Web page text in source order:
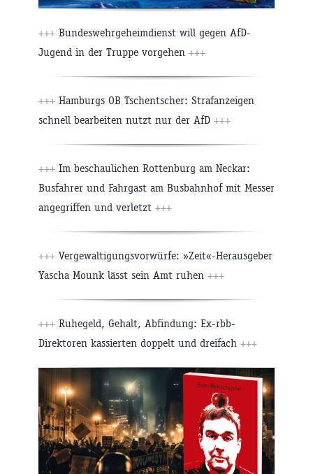
+++ Bundeswehrgeheimdienst will gegen AfD-
Jugend in der Truppe vorgehen +++
+++ Hamburgs OB Tschentscher: Strafanzeigen
schnell bearbeiten nutzt nur der AfD +++
+++ Im beschaulichen Rottenburg am Neckar:
Busfahrer und Fahrgast am Busbahnhof mit Messer
angegriffen und verletzt +++
+++ Vergewaltigungsvorwürfe: »Zeit«-Herausgeber
Yascha Mounk lässt sein Amt ruhen +++
+++ Ruhegeld, Gehalt, Abfindung: Ex-rbb-
Direktoren kassierten doppelt und dreifach +++